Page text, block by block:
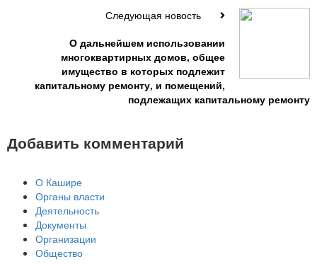
Следующая новость
О дальнейшем использовании
многоквартирных домов, общее
имущество в которых подлежит
капитальному ремонту, и помещений,
подлежащих капитальному ремонту
Добавить комментарий
О Кашире
Органы власти
Деятельность
Документы
Организации
Общество